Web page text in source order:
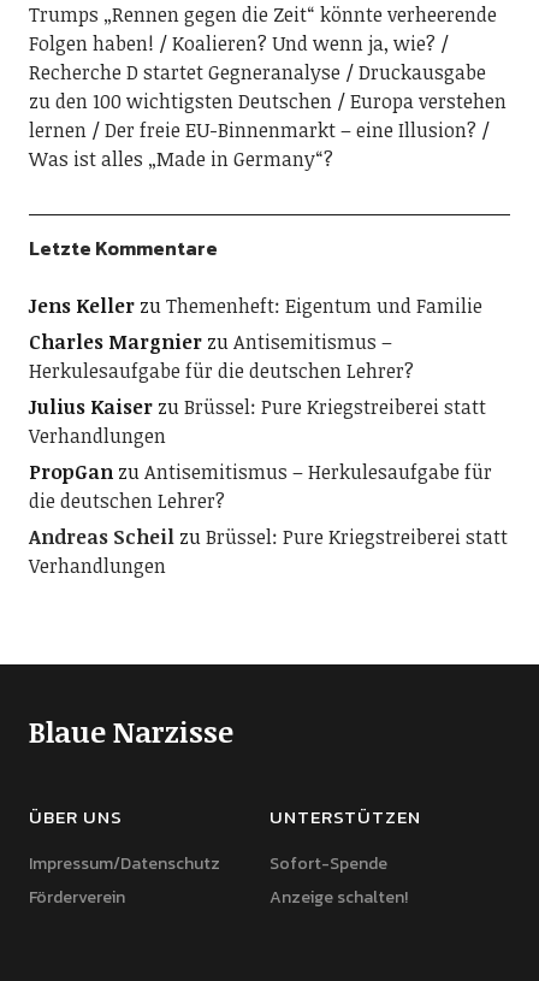
Trumps „Rennen gegen die Zeit“ könnte verheerende
Folgen haben!
Koalieren? Und wenn ja, wie?
Recherche D startet Gegneranalyse
Druckausgabe
zu den 100 wichtigsten Deutschen
Europa verstehen
lernen
Der freie EU-Binnenmarkt – eine Illusion?
Was ist alles „Made in Germany“?
Letzte Kommentare
Jens KellerzuThemenheft: Eigentum und Familie
Charles MargnierzuAntisemitismus –
Herkulesaufgabe für die deutschen Lehrer?
Julius KaiserzuBrüssel: Pure Kriegstreiberei statt
Verhandlungen
PropGanzuAntisemitismus – Herkulesaufgabe für
die deutschen Lehrer?
Andreas ScheilzuBrüssel: Pure Kriegstreiberei statt
Verhandlungen
Blaue Narzisse
ÜBER UNS
Impressum/Datenschutz
Förderverein
UNTERSTÜTZEN
Sofort-Spende
Anzeige schalten!